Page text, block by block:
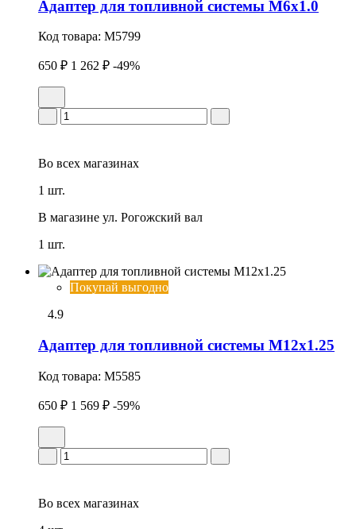
Адаптер для топливной системы M6x1.0
Код товара: M5799
650 ₽ 1 262 ₽ -49%
Во всех магазинах
1 шт.
В магазине ул. Рогожский вал
1 шт.
Покупай выгодно
4.9
Адаптер для топливной системы M12x1.25
Код товара: M5585
650 ₽ 1 569 ₽ -59%
Во всех магазинах